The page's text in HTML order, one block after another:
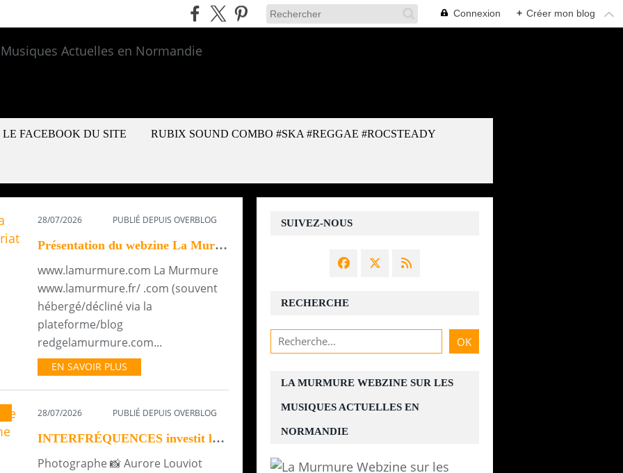
Connexion + Créer mon blog
LE FACEBOOK DU SITE RUBIX SOUND COMBO #SKA #REGGAE #ROCSTEADY
28/07/2026 PUBLIÉ DEPUIS OVERBLOG
Présentation du webzine La Murmure et offre de partenariat
www.lamurmure.com La Murmure
www.lamurmure.fr/ .com (souvent
hébergé/décliné via la
plateforme/blog
redgelamurmure.com...
EN SAVOIR PLUS
28/07/2026 PUBLIÉ DEPUIS OVERBLOG
INTERFRÉQUENCES investit le Moby's Café pour sa troisième Dub Session
Photographe 📸 Aurore Louviot
SUIVEZ-NOUS
RECHERCHE
LA MURMURE WEBZINE SUR LES
MUSIQUES ACTUELLES EN
NORMANDIE